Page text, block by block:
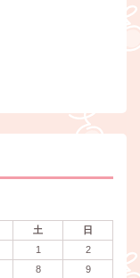
土
日
1
2
8
9